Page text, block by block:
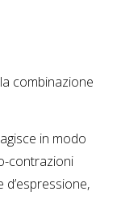
combinazione
agisce in modo
contrazioni